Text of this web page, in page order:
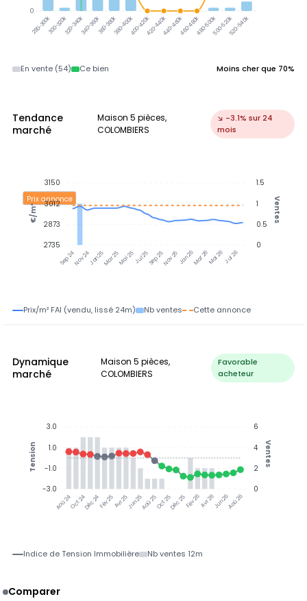
280-300k300-320k320-340k340-360k360-380k380-400k400-420k420-440k440-460k460-480k480-500k500-520k520-540k
0
En vente (54) Ce bien Moins cher que 70%
Tendance
marché
Maison 5 pièces,
COLOMBIERS
↘ -3.1% sur 24
mois
Sep 24Nov 24Jan 25Mar 25Mai 25Jul 25Sep 25Nov 25Jan 26Mar 26Mai 26Jul 26
Prix annonce
1.5
1
0.5
0
Ventes
3150
3012
2873
2735
€/m²
Prix/m² FAI (vendu, lissé 24m) Nb ventes Cette annonce
Dynamique
marché
Maison 5 pièces,
COLOMBIERS
Favorable
acheteur
Aoû 24Oct 24Déc 24Fév 25Avr 25Jun 25Aoû 25Oct 25Déc 25Fév 26Avr 26Jun 26Aoû 26
6
4
2
0
Ventes
3.0
1.0
-1.0
-3.0
Tension
Indice de Tension Immobilière Nb ventes 12m
Comparer